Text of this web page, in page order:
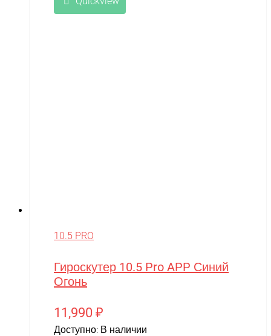
10.5 PRO
Гироскутер 10.5 Pro APP Синий
Огонь
11,990 ₽
Доступно: В наличии